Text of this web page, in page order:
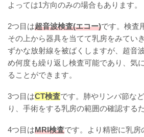
よっては1方向のみの場合もあります。
2つ目は超音波検査(エコー)です。検査
その上から器具を当てて乳房をみてい
ずかな放射線を被ばくしますが、超音
め何度も繰り返し検査可能であり、気
ることができます。
3つ目はCT検査です。肺やリンパ節な
り、手術をする乳房の範囲の確認する
4つ目はMRI検査です。より精密に乳房